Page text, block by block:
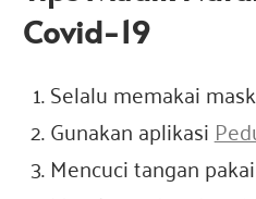
Covid-19
Selalu memakai
Gunakan aplikasi
Mencuci tangan